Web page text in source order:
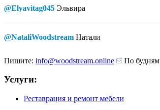
@Elyavitag045 Эльвира
@NataliWoodstream Натали
Пишите: info@woodstream.online По будням
Услуги:
Реставрация и ремонт мебели